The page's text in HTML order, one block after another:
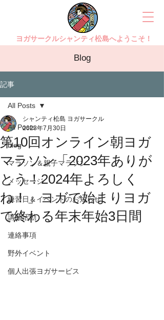
ヨガサークルシャンティ松島へようこそ！
Blog
記事
All Posts
blog
マラソン＆親子マラソン
メッセージ
練習日＆イベントのお知らせ
講師活動
連絡事項
野外イベント
個人出張ヨガサービス
All Posts
第10回オンライン朝ヨガ
マラソン「2023年ありが
とう！2024年よろしく
ね！」ヨガで始まりヨガ
で終わる年末年始3日間
シャンティ松島 ヨガサークル
2023年7月30日